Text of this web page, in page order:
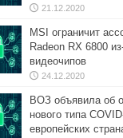
21.12.2020
MSI ограничит
Radeon RX 6800
видеочипов
24.12.2020
ВОЗ объявила об
нового типа
европейских